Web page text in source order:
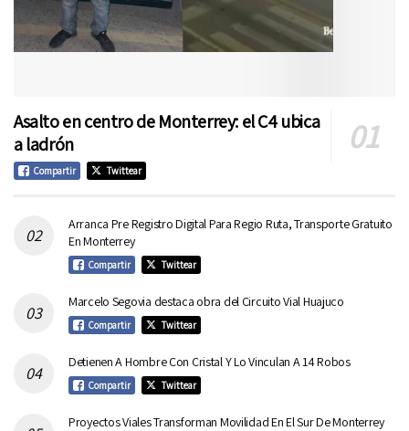
Asalto en centro de Monterrey: el C4 ubica
a ladrón
Compartir Twittear
Arranca Pre Registro Digital Para Regio Ruta, Transporte Gratuito
En Monterrey
Compartir Twittear
Marcelo Segovia destaca obra del Circuito Vial Huajuco
Compartir Twittear
Detienen A Hombre Con Cristal Y Lo Vinculan A 14 Robos
Compartir Twittear
Proyectos Viales Transforman Movilidad En El Sur De Monterrey